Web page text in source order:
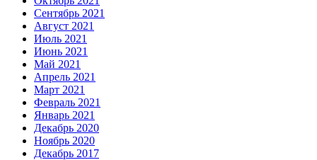
Сентябрь 2021
Август 2021
Июль 2021
Июнь 2021
Май 2021
Апрель 2021
Март 2021
Февраль 2021
Январь 2021
Декабрь 2020
Ноябрь 2020
Декабрь 2017